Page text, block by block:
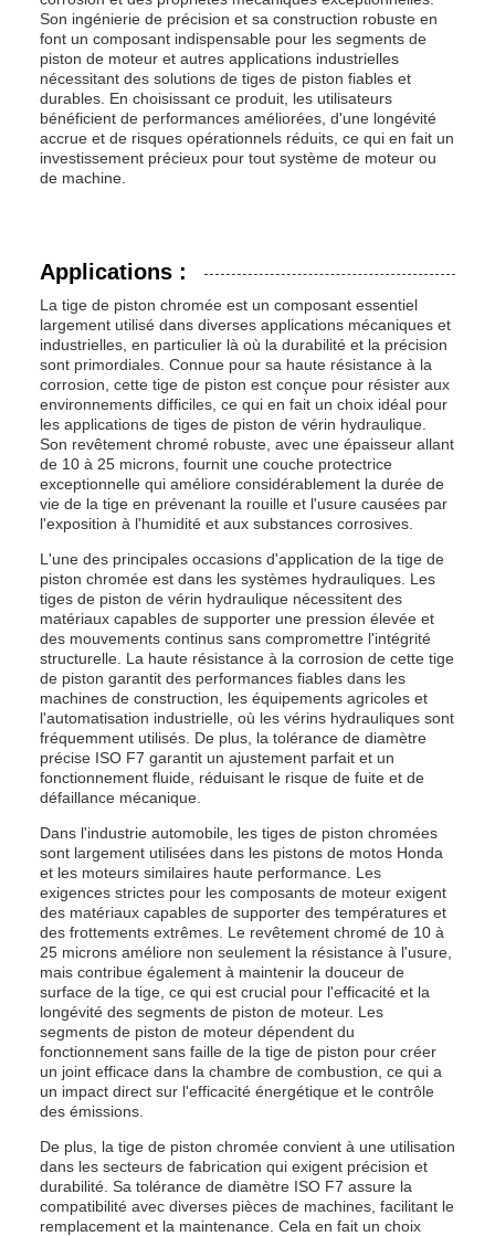
Son ingénierie de précision et sa construction robuste en
font un composant indispensable pour les segments de
piston de moteur et autres applications industrielles
nécessitant des solutions de tiges de piston fiables et
durables. En choisissant ce produit, les utilisateurs
bénéficient de performances améliorées, d'une longévité
accrue et de risques opérationnels réduits, ce qui en fait un
investissement précieux pour tout système de moteur ou
de machine.
Applications :
La tige de piston chromée est un composant essentiel
largement utilisé dans diverses applications mécaniques et
industrielles, en particulier là où la durabilité et la précision
sont primordiales. Connue pour sa haute résistance à la
corrosion, cette tige de piston est conçue pour résister aux
environnements difficiles, ce qui en fait un choix idéal pour
les applications de tiges de piston de vérin hydraulique.
Son revêtement chromé robuste, avec une épaisseur allant
de 10 à 25 microns, fournit une couche protectrice
exceptionnelle qui améliore considérablement la durée de
vie de la tige en prévenant la rouille et l'usure causées par
l'exposition à l'humidité et aux substances corrosives.
L'une des principales occasions d'application de la tige de
piston chromée est dans les systèmes hydrauliques. Les
tiges de piston de vérin hydraulique nécessitent des
matériaux capables de supporter une pression élevée et
des mouvements continus sans compromettre l'intégrité
structurelle. La haute résistance à la corrosion de cette tige
de piston garantit des performances fiables dans les
machines de construction, les équipements agricoles et
l'automatisation industrielle, où les vérins hydrauliques sont
fréquemment utilisés. De plus, la tolérance de diamètre
précise ISO F7 garantit un ajustement parfait et un
fonctionnement fluide, réduisant le risque de fuite et de
défaillance mécanique.
Dans l'industrie automobile, les tiges de piston chromées
sont largement utilisées dans les pistons de motos Honda
et les moteurs similaires haute performance. Les
exigences strictes pour les composants de moteur exigent
des matériaux capables de supporter des températures et
des frottements extrêmes. Le revêtement chromé de 10 à
25 microns améliore non seulement la résistance à l'usure,
mais contribue également à maintenir la douceur de
surface de la tige, ce qui est crucial pour l'efficacité et la
longévité des segments de piston de moteur. Les
segments de piston de moteur dépendent du
fonctionnement sans faille de la tige de piston pour créer
un joint efficace dans la chambre de combustion, ce qui a
un impact direct sur l'efficacité énergétique et le contrôle
des émissions.
De plus, la tige de piston chromée convient à une utilisation
dans les secteurs de fabrication qui exigent précision et
durabilité. Sa tolérance de diamètre ISO F7 assure la
compatibilité avec diverses pièces de machines, facilitant le
remplacement et la maintenance. Cela en fait un choix